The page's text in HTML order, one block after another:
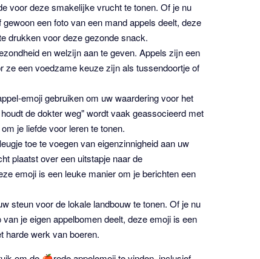
voor deze smakelijke vrucht te tonen. Of je nu
een foto van een mand appels deelt, deze
drukken voor deze gezonde snack.
en welzijn aan te geven. Appels zijn een
ze een voedzame keuze zijn als tussendoortje of
emoji gebruiken om uw waardering voor het
de dokter weg" wordt vaak geassocieerd met
je liefde voor leren te tonen.
toe te voegen van eigenzinnigheid aan uw
plaatst over een uitstapje naar de
emoji is een leuke manier om je berichten een
steun voor de lokale landbouw te tonen. Of je nu
je eigen appelbomen deelt, deze emoji is een
harde werk van boeren.